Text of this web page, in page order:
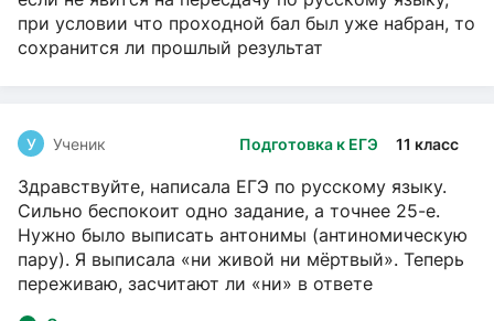
при условии что проходной бал был уже набран, то
сохранится ли прошлый результат
Подготовка к ЕГЭ 11 класс
У Ученик
Здравствуйте, написала ЕГЭ по русскому языку.
Сильно беспокоит одно задание, а точнее 25-е.
Нужно было выписать антонимы (антиномическую
пару). Я выписала «ни живой ни мёртвый». Теперь
переживаю, засчитают ли «ни» в ответе